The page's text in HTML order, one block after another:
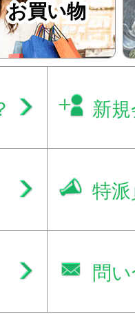
お買い物
新
特
問